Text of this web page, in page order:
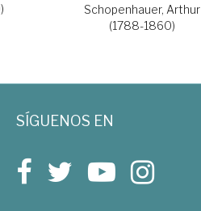
Schopenhauer, Arthur
(1788-1860)
SÍGUENOS EN